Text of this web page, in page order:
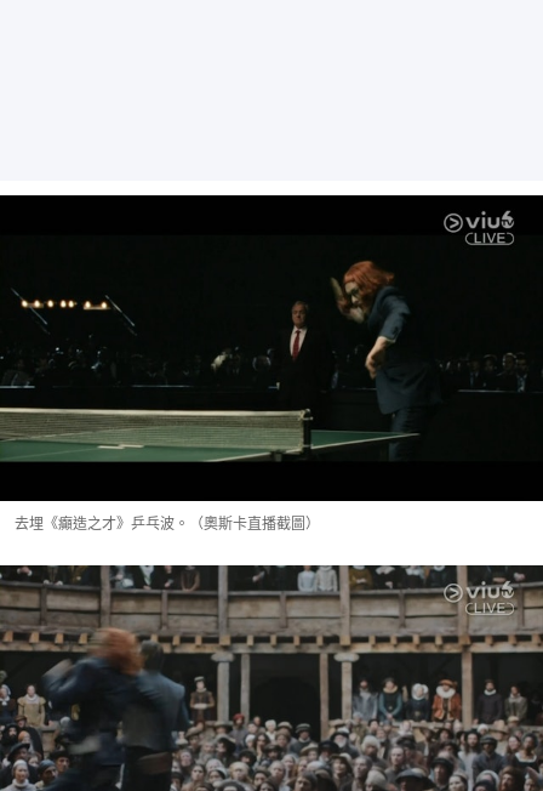
去埋《癲造之才》乒乓波。（奧斯卡直播截圖）